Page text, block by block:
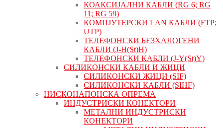
КОАКСИЈАЛНИ КАБЛИ (RG 6; RG
11; RG 59)
КОМПЈУТЕРСКИ LAN КАБЛИ (FTP;
UTP)
ТЕЛЕФОНСКИ БЕЗХАЛОГЕНИ
КАБЛИ (J-H(St)H)
ТЕЛЕФОНСКИ КАБЛИ (J-Y(St)Y)
СИЛИКОНСКИ КАБЛИ И ЖИЦИ
СИЛИКОНСКИ ЖИЦИ (SIF)
СИЛИКОНСКИ КАБЛИ (SIHF)
НИСКОНАПОНСКА ОПРЕМА
ИНДУСТРИСКИ КОНЕКТОРИ
МЕТАЛНИ ИНДУСТРИСКИ
КОНЕКТОРИ